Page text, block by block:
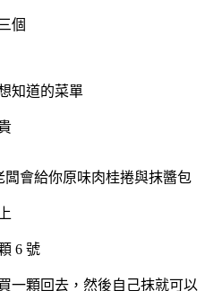
個
知道的菜單
闆會給你原味肉桂捲與抹醬包
6 號
一顆回去，然後自己抹就可以